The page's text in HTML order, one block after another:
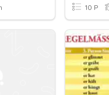
10 P